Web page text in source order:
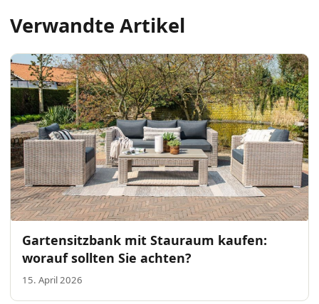
Verwandte Artikel
Gartensitzbank mit Stauraum kaufen:
worauf sollten Sie achten?
15. April 2026